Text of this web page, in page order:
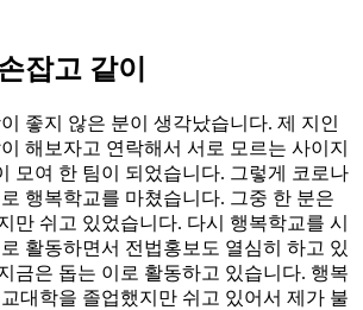
잡고 같이
좋지 않은 분이 생각났습니다. 제 지인
해보자고 연락해서 서로 모르는 사이지
모여 한 팀이 되었습니다. 그렇게 코로나
행복학교를 마쳤습니다. 그중 한 분은
만 쉬고 있었습니다. 다시 행복학교를 시
활동하면서 전법홍보도 열심히 하고 있
금은 돕는 이로 활동하고 있습니다. 행복
대학을 졸업했지만 쉬고 있어서 제가 불